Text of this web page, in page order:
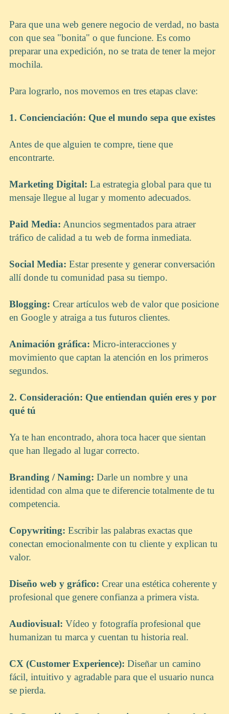
Para que una web genere negocio de verdad, no basta
con que sea "bonita" o que funcione. Es como
preparar una expedición, no se trata de tener la mejor
mochila.
Para lograrlo, nos movemos en tres etapas clave:
1. Concienciación: Que el mundo sepa que existes
Antes de que alguien te compre, tiene que
encontrarte.
Marketing Digital: La estrategia global para que tu
mensaje llegue al lugar y momento adecuados.
Paid Media: Anuncios segmentados para atraer
tráfico de calidad a tu web de forma inmediata.
Social Media: Estar presente y generar conversación
allí donde tu comunidad pasa su tiempo.
Blogging: Crear artículos web de valor que posicione
en Google y atraiga a tus futuros clientes.
Animación gráfica: Micro-interacciones y
movimiento que captan la atención en los primeros
segundos.
2. Consideración: Que entiendan quién eres y por
qué tú
Ya te han encontrado, ahora toca hacer que sientan
que han llegado al lugar correcto.
Branding / Naming: Darle un nombre y una
identidad con alma que te diferencie totalmente de tu
competencia.
Copywriting: Escribir las palabras exactas que
conectan emocionalmente con tu cliente y explican tu
valor.
Diseño web y gráfico: Crear una estética coherente y
profesional que genere confianza a primera vista.
Audiovisual: Vídeo y fotografía profesional que
humanizan tu marca y cuentan tu historia real.
CX (Customer Experience): Diseñar un camino
fácil, intuitivo y agradable para que el usuario nunca
se pierda.